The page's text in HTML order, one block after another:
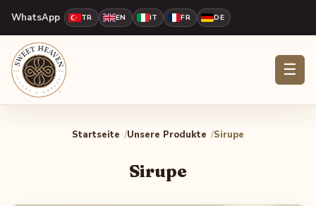
WhatsApp TR EN IT FR DE
☰
Startseite Unsere Produkte Sirupe
Sirupe